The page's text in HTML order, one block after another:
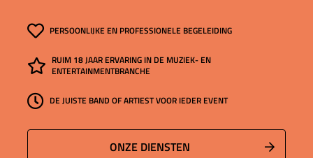
PERSOONLIJKE EN PROFESSIONELE BEGELEIDING
RUIM 18 JAAR ERVARING IN DE MUZIEK- EN
ENTERTAINMENTBRANCHE
DE JUISTE BAND OF ARTIEST VOOR IEDER EVENT
ONZE DIENSTEN